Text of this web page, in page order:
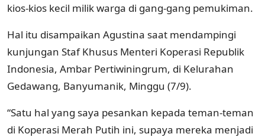
kios-kios kecil milik warga di gang-gang pemukiman.
Hal itu disampaikan Agustina saat mendampingi
kunjungan Staf Khusus Menteri Koperasi Republik
Indonesia, Ambar Pertiwiningrum, di Kelurahan
Gedawang, Banyumanik, Minggu (7/9).
“Satu hal yang saya pesankan kepada teman-teman
di Koperasi Merah Putih ini, supaya mereka menjadi